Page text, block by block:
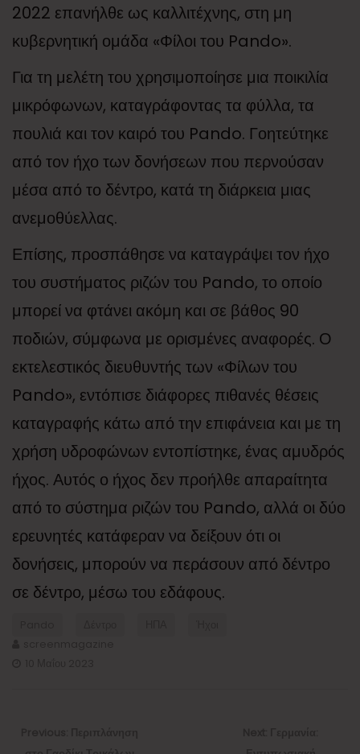
2022 επανήλθε ως καλλιτέχνης, στη μη
κυβερνητική ομάδα «Φίλοι του Pando».
Για τη μελέτη του χρησιμοποίησε μια ποικιλία
μικρόφωνων, καταγράφοντας τα φύλλα, τα
πουλιά και τον καιρό του Pando. Γοητεύτηκε
από τον ήχο των δονήσεων που περνούσαν
μέσα από το δέντρο, κατά τη διάρκεια μιας
ανεμοθύελλας.
Επίσης, προσπάθησε να καταγράψει τον ήχο
του συστήματος ριζών του Pando, το οποίο
μπορεί να φτάνει ακόμη και σε βάθος 90
ποδιών, σύμφωνα με ορισμένες αναφορές. Ο
εκτελεστικός διευθυντής των «Φίλων του
Pando», εντόπισε διάφορες πιθανές θέσεις
καταγραφής κάτω από την επιφάνεια και με τη
χρήση υδροφώνων εντοπίστηκε, ένας αμυδρός
ήχος. Αυτός ο ήχος δεν προήλθε απαραίτητα
από το σύστημα ριζών του Pando, αλλά οι δύο
ερευνητές κατάφεραν να δείξουν ότι οι
δονήσεις, μπορούν να περάσουν από δέντρο
σε δέντρο, μέσω του εδάφους.